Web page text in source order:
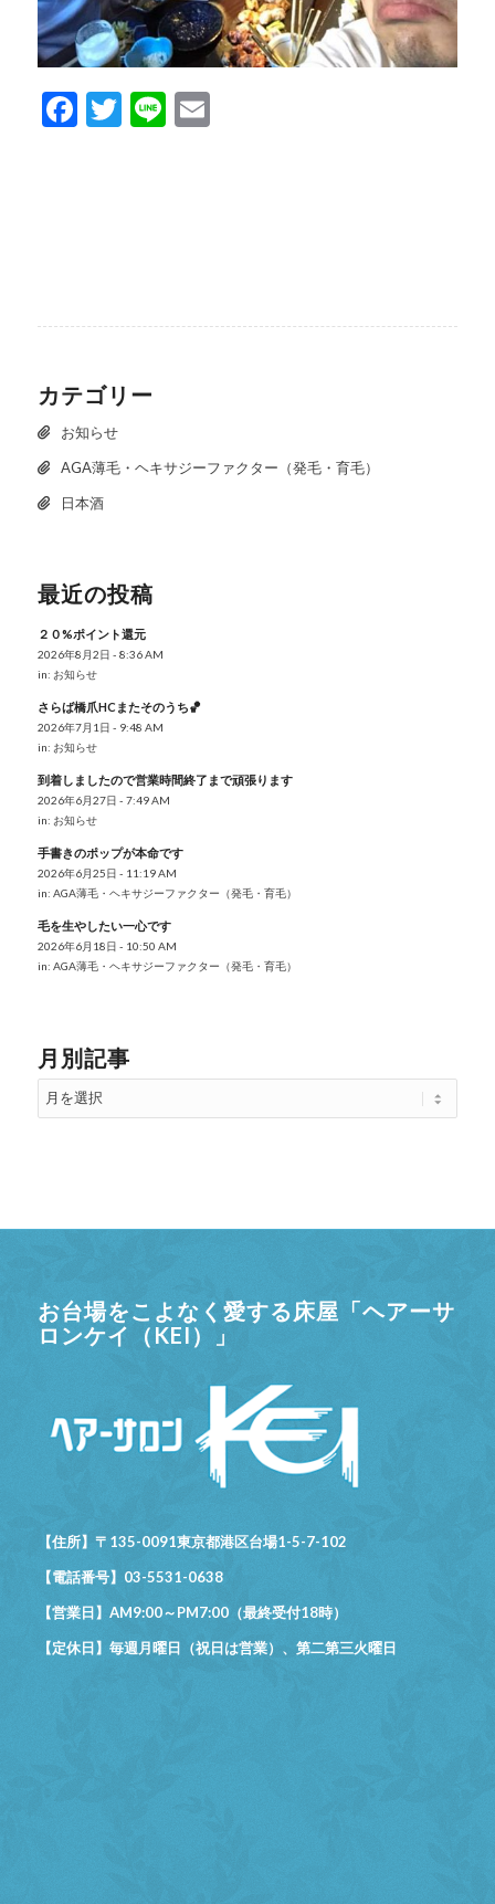
Facebook
Twitter
LineEmail
カテゴリー
お知らせ
AGA薄毛・ヘキサジーファクター（発毛・育毛）
日本酒
最近の投稿
２０%ポイント還元
2026年8月2日 - 8:36 AM
in: お知らせ
さらば橋爪HCまたそのうち🏀
2026年7月1日 - 9:48 AM
in: お知らせ
到着しましたので営業時間終了まで頑張ります
2026年6月27日 - 7:49 AM
in: お知らせ
手書きのポップが本命です
2026年6月25日 - 11:19 AM
in: AGA薄毛・ヘキサジーファクター（発毛・育毛）
毛を生やしたい一心です
2026年6月18日 - 10:50 AM
in: AGA薄毛・ヘキサジーファクター（発毛・育毛）
月別記事
お台場をこよなく愛する床屋「ヘアーサ
ロンケイ（KEI）」
【住所】〒135-0091東京都港区台場1-5-7-102
【電話番号】03-5531-0638
【営業日】AM9:00～PM7:00（最終受付18時）
【定休日】毎週月曜日（祝日は営業）、第二第三火曜日